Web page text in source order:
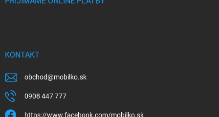
KONTAKT
obchod@mobilko.sk
0908 447 777
https://www.facebook.com/mobilko.sk